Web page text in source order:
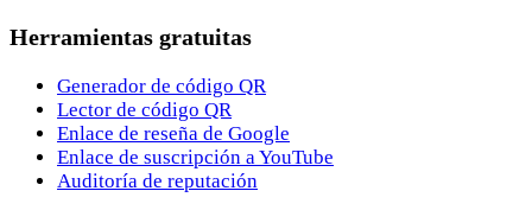
Herramientas gratuitas
Generador de código QR
Lector de código QR
Enlace de reseña de Google
Enlace de suscripción a YouTube
Auditoría de reputación